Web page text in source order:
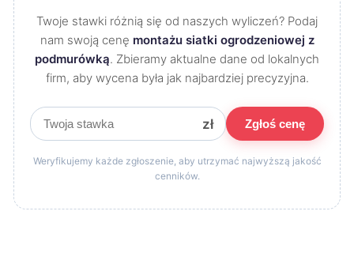
Twoje stawki różnią się od naszych wyliczeń? Podaj
nam swoją cenę montażu siatki ogrodzeniowej z
podmurówką. Zbieramy aktualne dane od lokalnych
firm, aby wycena była jak najbardziej precyzyjna.
zł Zgłoś cenę
Weryfikujemy każde zgłoszenie, aby utrzymać najwyższą jakość
cenników.